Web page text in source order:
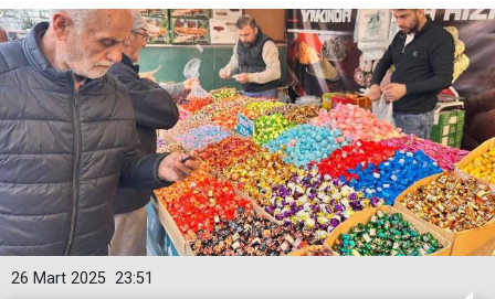
23:51
26 Mart 2025